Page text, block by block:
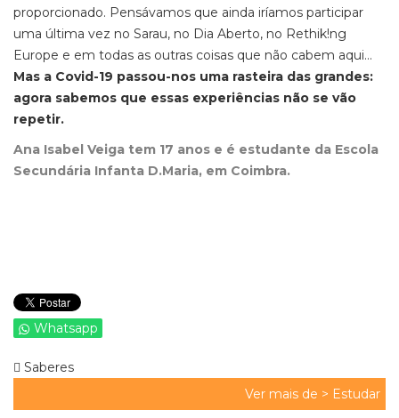
proporcionado. Pensávamos que ainda iríamos participar
uma última vez no Sarau, no Dia Aberto, no Rethik!ng
Europe e em todas as outras coisas que não cabem aqui…
Mas a Covid-19 passou-nos uma rasteira das grandes:
agora sabemos que essas experiências não se vão
repetir.
Ana Isabel Veiga tem 17 anos e é estudante da Escola
Secundária Infanta D.Maria, em Coimbra.
Whatsapp
Saberes
Ver mais de > Estudar